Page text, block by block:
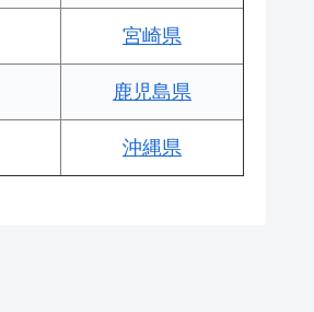
宮崎県
鹿児島県
沖縄県